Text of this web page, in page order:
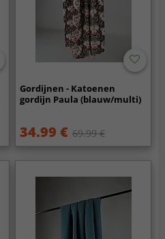
Gordijnen - Katoenen
gordijn Paula (blauw/multi)
34.99 € 69.99 €